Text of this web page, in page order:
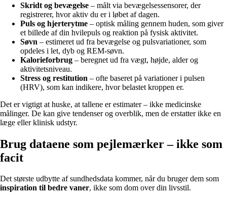
Skridt og bevægelse – målt via bevægelsessensorer, der
registrerer, hvor aktiv du er i løbet af dagen.
Puls og hjerterytme – optisk måling gennem huden, som giver
et billede af din hvilepuls og reaktion på fysisk aktivitet.
Søvn – estimeret ud fra bevægelse og pulsvariationer, som
opdeles i let, dyb og REM-søvn.
Kalorieforbrug – beregnet ud fra vægt, højde, alder og
aktivitetsniveau.
Stress og restitution – ofte baseret på variationer i pulsen
(HRV), som kan indikere, hvor belastet kroppen er.
Det er vigtigt at huske, at tallene er estimater – ikke medicinske
målinger. De kan give tendenser og overblik, men de erstatter ikke en
læge eller klinisk udstyr.
Brug dataene som pejlemærker – ikke som
facit
Det største udbytte af sundhedsdata kommer, når du bruger dem som
inspiration til bedre vaner, ikke som dom over din livsstil.